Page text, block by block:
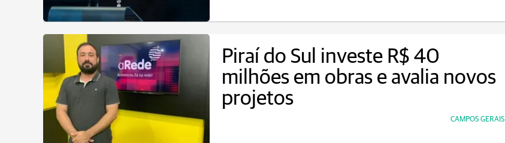
Piraí do Sul investe R$ 40
milhões em obras e avalia novos
projetos
CAMPOS GERAIS